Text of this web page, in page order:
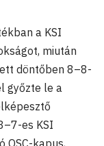
a KSI
miután
döntőben 8–8-
győzte le a
es KSI
OSC-kapus,